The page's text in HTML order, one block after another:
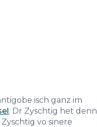
isch ganz im
. Dr Zyschtig het denn
vo sinere